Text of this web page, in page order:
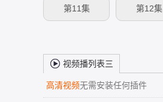
第11集 第12集
视频播列表三
高清视频无需安装任何插件